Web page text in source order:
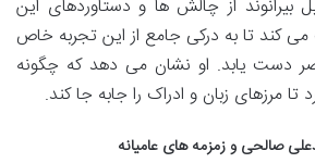
بیرانوند از چالش ها و دستاوردهای این
می کند تا به درکی جامع از این تجربه خاص
دست یابد. او نشان می دهد که چگونه
مرزهای زبان و ادراک را جابه جا کند.
صالحی و زمزمه های عامیانه